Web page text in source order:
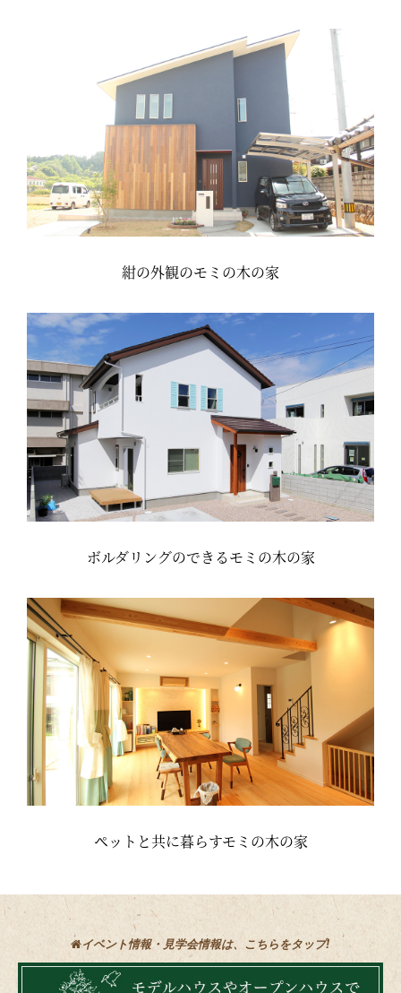
紺の外観のモミの木の家
ボルダリングのできるモミの木の家
ペットと共に暮らすモミの木の家
イベント情報・見学会情報は、こちらをタップ!